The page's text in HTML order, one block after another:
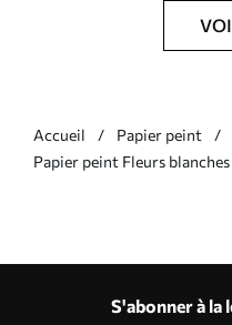
Accueil Papier peint
Papier peint Fleurs
S'abonner à